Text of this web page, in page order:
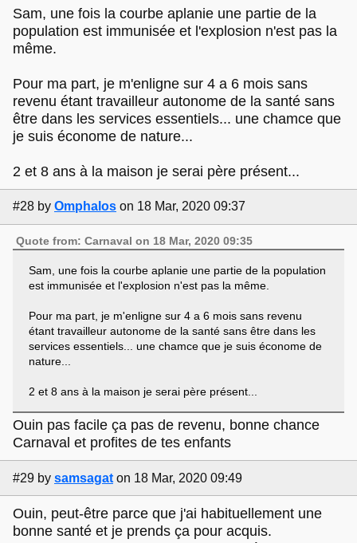
Sam, une fois la courbe aplanie une partie de la
population est immunisée et l'explosion n'est pas la
même.
Pour ma part, je m'enligne sur 4 a 6 mois sans
revenu étant travailleur autonome de la santé sans
être dans les services essentiels... une chamce que
je suis économe de nature...
2 et 8 ans à la maison je serai père présent...
#28 by Omphalos on 18 Mar, 2020 09:37
Quote from: Carnaval on 18 Mar, 2020 09:35
Sam, une fois la courbe aplanie une partie de la population
est immunisée et l'explosion n'est pas la même.
Pour ma part, je m'enligne sur 4 a 6 mois sans revenu
étant travailleur autonome de la santé sans être dans les
services essentiels... une chamce que je suis économe de
nature...
2 et 8 ans à la maison je serai père présent...
Ouin pas facile ça pas de revenu, bonne chance
Carnaval et profites de tes enfants
#29 by samsagat on 18 Mar, 2020 09:49
Ouin, peut-être parce que j'ai habituellement une
bonne santé et je prends ça pour acquis.